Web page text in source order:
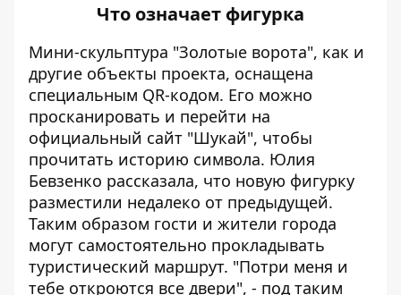
Что означает фигурка
Мини-скульптура "Золотые ворота", как и
другие объекты проекта, оснащена
специальным QR-кодом. Его можно
просканировать и перейти на
официальный сайт "Шукай", чтобы
прочитать историю символа. Юлия
Бевзенко рассказала, что новую фигурку
разместили недалеко от предыдущей.
Таким образом гости и жители города
могут самостоятельно прокладывать
туристический маршрут. "Потри меня и
тебе откроются все двери", - под таким